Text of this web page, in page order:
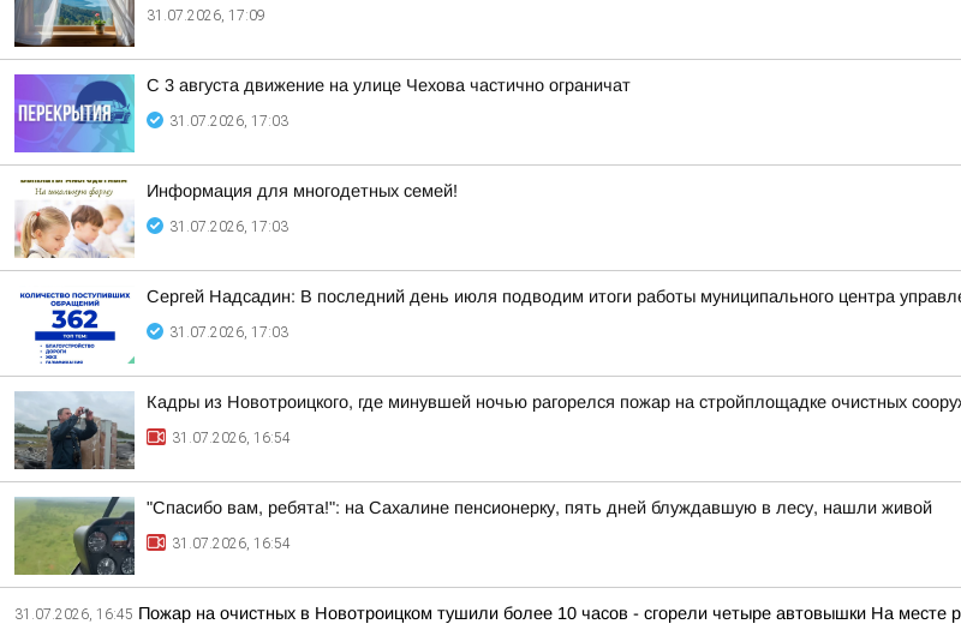
31.07.2026, 17:09
С 3 августа движение на улице Чехова частично ограничат
31.07.2026, 17:03
Информация для многодетных семей!
31.07.2026, 17:03
Сергей Надсадин: В последний день июля подводим итоги работы муниципального центра
31.07.2026, 17:03
Кадры из Новотроицкого, где минувшей ночью рагорелся пожар на стройплощадке очистных
31.07.2026, 16:54
"Спасибо вам, ребята!": на Сахалине пенсионерку, пять дней блуждавшую в лесу, нашли живой
31.07.2026, 16:54
31.07.2026, 16:45 Пожар на очистных в Новотроицком тушили более 10 часов - сгорели четыре автовышки На